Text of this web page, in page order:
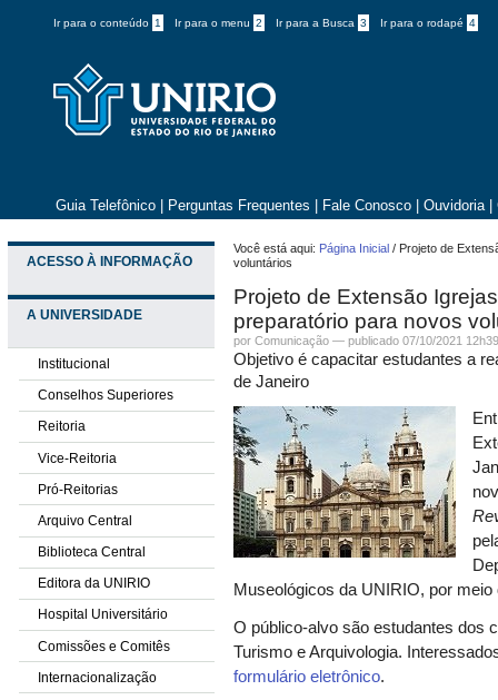
Ir para o conteúdo 1 Ir para o menu 2 Ir para a Busca 3 Ir para o rodapé 4
Guia Telefônico Perguntas Frequentes Fale Conosco Ouvidoria
ACESSO À INFORMAÇÃO
A UNIVERSIDADE
Institucional
Conselhos Superiores
Reitoria
Vice-Reitoria
Pró-Reitorias
Arquivo Central
Biblioteca Central
Editora da UNIRIO
Hospital Universitário
Comissões e Comitês
Internacionalização
Você está aqui: Página Inicial / Projeto de
voluntários
Projeto de Extensão
preparatório para novos
porComunicação —publicado 07/10/2021
Objetivo é capacitar estudantes a
de Janeiro
Museológicos da UNIRIO, por
O público-alvo são estudantes dos
Turismo e Arquivologia. I
formulário eletrônico.